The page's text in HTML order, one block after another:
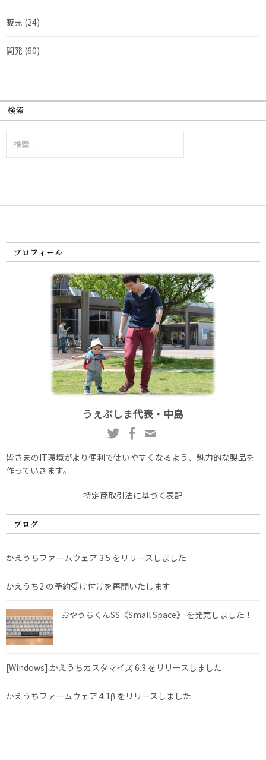
販売 (24)
開発 (60)
検索
索:
プロフィール
うぇぶしま代表・中島
皆さまのIT環境がより便利で使いやすくなるよう、魅力的な製品を
作っていきます。
特定商取引法に基づく表記
ブログ
かえうちファームウェア 3.5 をリリースしました
かえうち2 の予約受け付けを再開いたします
おやうちくんSS《Small Space》 を発売しました！
[Windows] かえうちカスタマイズ 6.3 をリリースしました
かえうちファームウェア 4.1β をリリースしました